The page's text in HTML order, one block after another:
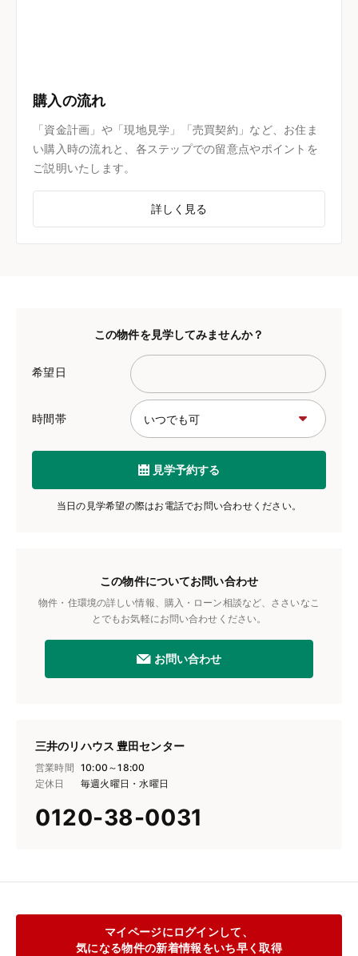
購入の流れ
「資金計画」や「現地見学」「売買契約」など、お住ま
い購入時の流れと、各ステップでの留意点やポイントを
ご説明いたします。
詳しく見る
この物件を見学してみませんか？
希望日
時間帯
見学予約する
当日の見学希望の際はお電話でお問い合わせください。
この物件についてお問い合わせ
物件・住環境の詳しい情報、購入・ローン相談など、ささいなこ
とでもお気軽にお問い合わせください。
お問い合わせ
三井のリハウス 豊田センター
営業時間 10:00～18:00
定休日
毎週火曜日・水曜日
0120-38-0031
マイページにログインして、
気になる物件の新着情報をいち早く取得